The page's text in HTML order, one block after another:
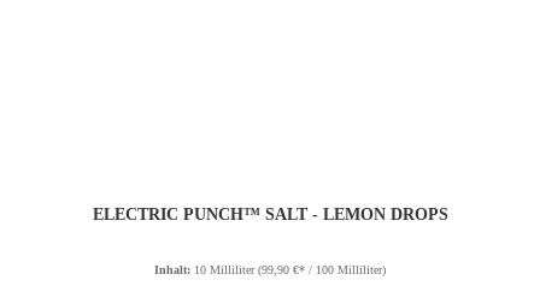
ELECTRIC PUNCH™ SALT - LEMON DROPS
Inhalt: 10 Milliliter(99,90 €* / 100 Milliliter)